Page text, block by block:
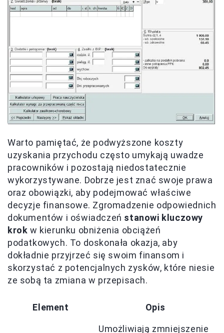
Warto pamiętać, że podwyższone koszty
uzyskania przychodu często umykają uwadze
pracowników i pozostają niedostatecznie
wykorzystywane. Dobrze jest znać swoje prawa
oraz obowiązki, aby podejmować właściwe
decyzje finansowe. Zgromadzenie odpowiednich
dokumentów i oświadczeń stanowi kluczowy
krok w kierunku obniżenia obciążeń
podatkowych. To doskonała okazja, aby
dokładnie przyjrzeć się swoim finansom i
skorzystać z potencjalnych zysków, które niesie
ze sobą ta zmiana w przepisach.
Element Opis
Umożliwiają zmniejszenie